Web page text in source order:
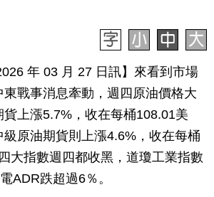
年 03 月 27 日訊】來看到市場
戰事消息牽動，週四原油價格大
上漲5.7%，收在每桶108.01美
原油期貨則上漲4.6%，收在每桶
大指數週四都收黑，道瓊工業指數
ADR跌超過6％。